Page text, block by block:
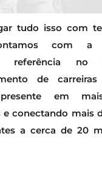
tudo isso com
com a
referência no
de
presente em
conectando mais
a cerca de 20